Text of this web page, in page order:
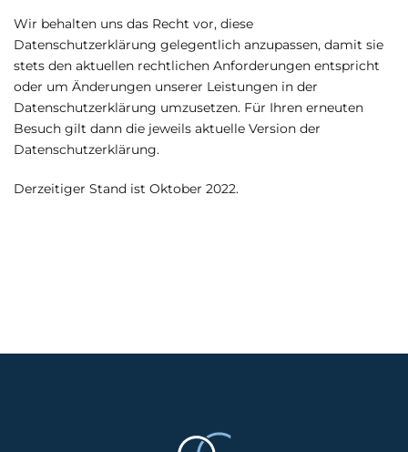
Wir behalten uns das Recht vor, diese
Datenschutzerklärung gelegentlich anzupassen, damit sie
stets den aktuellen rechtlichen Anforderungen entspricht
oder um Änderungen unserer Leistungen in der
Datenschutzerklärung umzusetzen. Für Ihren erneuten
Besuch gilt dann die jeweils aktuelle Version der
Datenschutzerklärung.
Derzeitiger Stand ist Oktober 2022.